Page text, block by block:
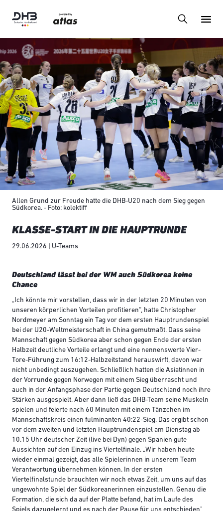
Allen Grund zur Freude hatte die DHB-U20 nach dem Sieg gegen
Südkorea. - Foto: kolektiff
KLASSE-START IN DIE HAUPTRUNDE
29.06.2026 | U-Teams
Deutschland lässt bei der WM auch Südkorea keine
Chance
„Ich könnte mir vorstellen, dass wir in der letzten 20 Minuten von
unseren körperlichen Vorteilen profitieren“, hatte Christopher
Nordmeyer am Sonntag ein Tag vor dem ersten Hauptrundenspiel
bei der U20-Weltmeisterschaft in China gemutmaßt. Dass seine
Mannschaft gegen Südkorea aber schon gegen Ende der ersten
Halbzeit deutliche Vorteile erlangt und eine nennenswerte Vier-
Tore-Führung zum 16:12-Halbzeitstand herauswirft, davon war
nicht unbedingt auszugehen. Schließlich hatten die Asiatinnen in
der Vorrunde gegen Norwegen mit einem Sieg überrascht und
auch in der Anfangsphase der Partie gegen Deutschland noch ihre
Stärken ausgespielt. Aber dann ließ das DHB-Team seine Muskeln
spielen und feierte nach 60 Minuten mit einem Tänzchen im
Mannschaftskreis einen fulminanten 40:22-Sieg. Das ergibt schon
vor dem zweiten und letzten Hauptrundenspiel am Dienstag ab
10.15 Uhr deutscher Zeit (live bei Dyn) gegen Spanien gute
Aussichten auf den Einzug ins Viertelfinale. „Wir haben heute
wieder einmal gezeigt, das alle Spielerinnen in unserem Team
Verantwortung übernehmen können. In der ersten
Viertelfinalstunde brauchten wir noch etwas Zeit, um uns auf das
ungewohnte Spiel der Südkoreanerinnen einzustellen. Genau die
Formation, die sich da auf der Platte befand, hat im Laufe des